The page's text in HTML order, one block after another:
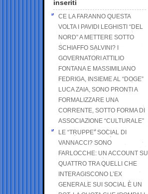
inseriti
CE LA FARANNO QUESTA
VOLTA I PAVIDI LEGHISTI “DEL
NORD” A METTERE SOTTO
SCHIAFFO SALVINI? I
GOVERNATORI ATTILIO
FONTANA E MASSIMILIANO
FEDRIGA, INSIEME AL “DOGE”
LUCA ZAIA, SONO PRONTI A
FORMALIZZARE UNA
CORRENTE, SOTTO FORMA DI
ASSOCIAZIONE “CULTURALE”
LE “TRUPPE” SOCIAL DI
VANNACCI? SONO
FARLOCCHE: UN ACCOUNT SU
QUATTRO TRA QUELLI CHE
INTERAGISCONO L’EX
GENERALE SUI SOCIAL È UN